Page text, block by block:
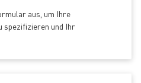
aus, um Ihre
spezifizieren und Ihr